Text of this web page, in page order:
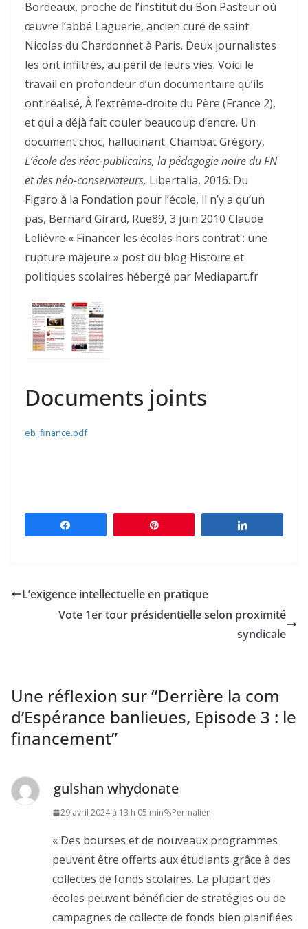
Bordeaux, proche de l’institut du Bon Pasteur où
œuvre l’abbé Laguerie, ancien curé de saint
Nicolas du Chardonnet à Paris. Deux journalistes
les ont infiltrés, au péril de leurs vies. Voici le
travail en profondeur d’un documentaire qu’ils
ont réalisé, À l’extrême-droite du Père (France 2),
et qui a déjà fait couler beaucoup d’encre. Un
document choc, hallucinant. Chambat Grégory,
L’école des réac-publicains, la pédagogie noire du FN
et des néo-conservateurs, Libertalia, 2016. Du
Figaro à la Fondation pour l’école, il n’y a qu’un
pas, Bernard Girard, Rue89, 3 juin 2010 Claude
Lelièvre « Financer les écoles hors contrat : une
rupture majeure » post du blog Histoire et
politiques scolaires hébergé par Mediapart.fr
Documents joints
eb_finance.pdf
L’exigence intellectuelle en pratique
Vote 1er tour présidentielle selon proximité
syndicale
Une réflexion sur “Derrière la com
d’Espérance banlieues, Episode 3 : le
financement”
gulshan whydonate
29 avril 2024 à 13 h 05 min Permalien
« Des bourses et de nouveaux programmes
peuvent être offerts aux étudiants grâce à des
collectes de fonds scolaires. La plupart des
écoles peuvent bénéficier de stratégies ou de
campagnes de collecte de fonds bien planifiées